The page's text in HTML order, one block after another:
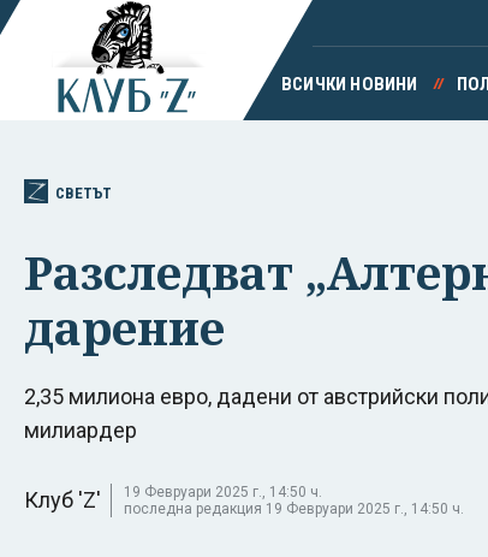
ВСИЧКИ НОВИНИ
СВЕТЪТ
Разследват
дарение
2,35 милиона евро, дадени от австрийски
милиардер
Клуб 'Z'
19 Февруари 2025 г., 14:50 ч.
последна редакция 19 Февруари 2025 г., 14:50 ч.